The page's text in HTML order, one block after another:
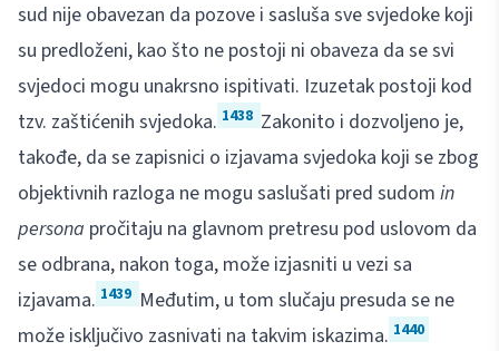
sud nije obavezan da pozove i sasluša sve svjedoke koji
su predloženi, kao što ne postoji ni obaveza da se svi
svjedoci mogu unakrsno ispitivati. Izuzetak postoji kod
tzv. zaštićenih svjedoka. 1438 Zakonito i dozvoljeno je,
takođe, da se zapisnici o izjavama svjedoka koji se zbog
objektivnih razloga ne mogu saslušati pred sudom in
persona pročitaju na glavnom pretresu pod uslovom da
se odbrana, nakon toga, može izjasniti u vezi sa
izjavama. 1439 Međutim, u tom slučaju presuda se ne
može isključivo zasnivati na takvim iskazima. 1440